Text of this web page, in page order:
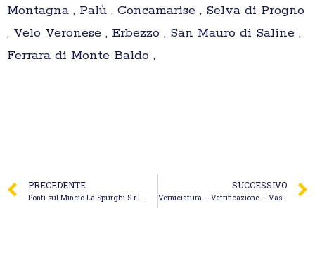
Montagna , Palù , Concamarise , Selva di Progno
, Velo Veronese , Erbezzo , San Mauro di Saline ,
Ferrara di Monte Baldo ,
PRECEDENTE
Ponti sul Mincio La Spurghi S.r.l.
SUCCESSIVO
Verniciatura – Vetrificazione – Vasche e Serbatoi – Cacciatori